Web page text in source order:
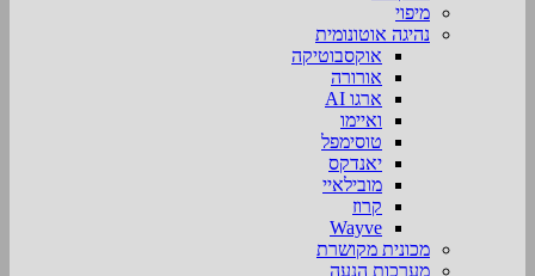
מיפוי
נהיגה אוטונומית
אוקסבוטיקה
אורורה
ארגו AI
ואיימו
טוסימפל
יאנדקס
מובילאיי
קרוז
Wayve
מכונית מקושרת
מערכות הנעה